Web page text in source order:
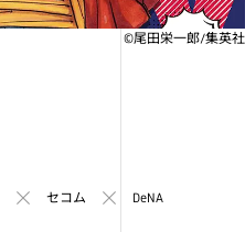
©尾田栄一郎/集英社
セコム DeNA